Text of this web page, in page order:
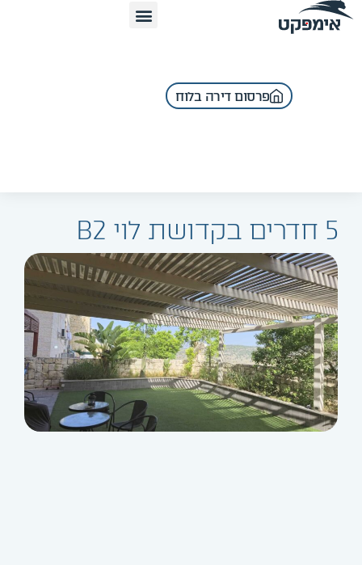
פרסום דירה בלוח
5 חדרים בקדושת לוי B2